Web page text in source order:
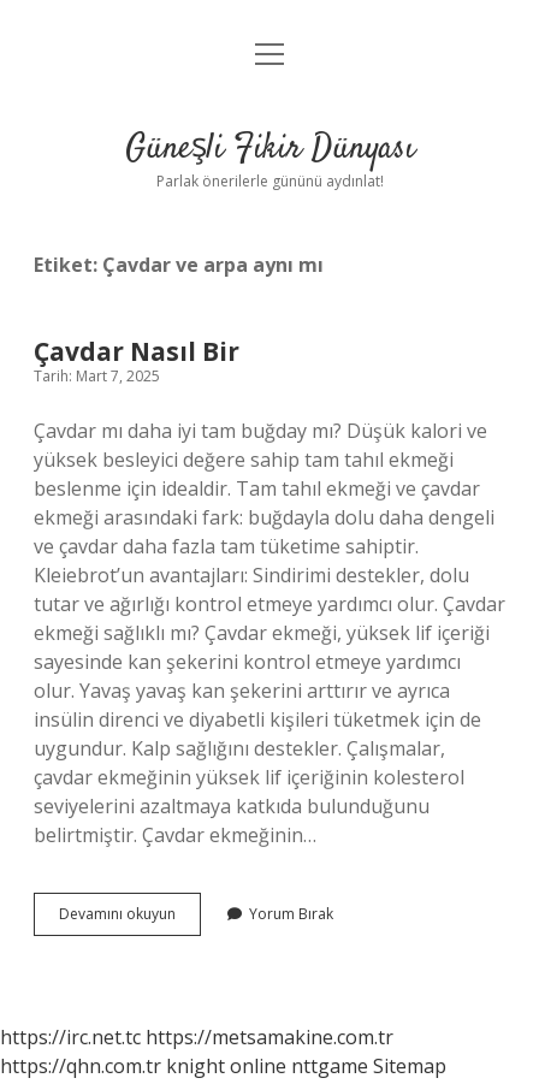
Anasayfa
Yasal Uyarı
menüyü
Güneşli Fikir Dünyası
Parlak önerilerle gününü aydınlat!
Etiket: Çavdar ve arpa aynı mı
Çavdar Nasıl Bir
Tarih: Mart 7, 2025
Çavdar mı daha iyi tam buğday mı? Düşük kalori ve
yüksek besleyici değere sahip tam tahıl ekmeği
beslenme için idealdir. Tam tahıl ekmeği ve çavdar
ekmeği arasındaki fark: buğdayla dolu daha dengeli
ve çavdar daha fazla tam tüketime sahiptir.
Kleiebrot’un avantajları: Sindirimi destekler, dolu
tutar ve ağırlığı kontrol etmeye yardımcı olur. Çavdar
ekmeği sağlıklı mı? Çavdar ekmeği, yüksek lif içeriği
sayesinde kan şekerini kontrol etmeye yardımcı
olur. Yavaş yavaş kan şekerini arttırır ve ayrıca
insülin direnci ve diyabetli kişileri tüketmek için de
uygundur. Kalp sağlığını destekler. Çalışmalar,
çavdar ekmeğinin yüksek lif içeriğinin kolesterol
seviyelerini azaltmaya katkıda bulunduğunu
belirtmiştir. Çavdar ekmeğinin…
Devamını okuyun
Nasıl
Yorum Bırak
https://irc.net.tc https://metsamakine.com.tr
https://qhn.com.tr knight online nttgame Sitemap